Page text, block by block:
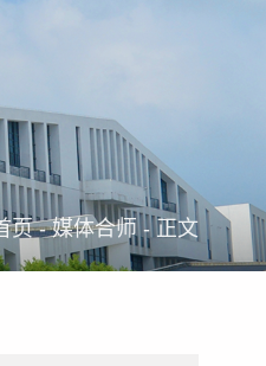
页-媒体合师-正文